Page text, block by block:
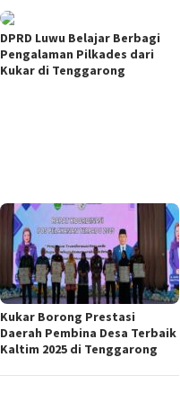
DPRD Luwu Belajar Berbagi
Pengalaman Pilkades dari
Kukar di Tenggarong
Kukar Borong Prestasi
Daerah Pembina Desa Terbaik
Kaltim 2025 di Tenggarong